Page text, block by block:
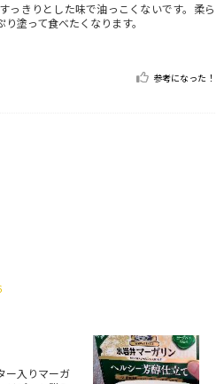
っきりとした味で油っこくないです。柔ら
塗って食べたくなります。
参考になった！
ー入りマーガ